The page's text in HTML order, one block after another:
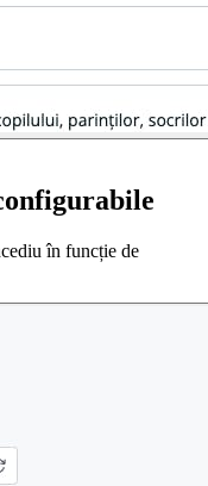
în funcție de